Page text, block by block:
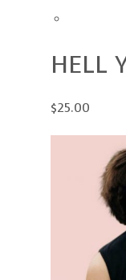
HELL
$25.00